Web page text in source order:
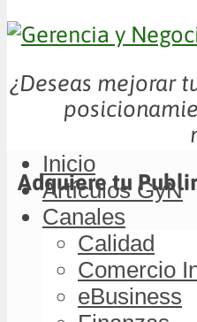
¿Deseas mejorar
Adquiere tu
Inicio
Artículos GyN
Canales
Calidad
Comercio
eBusiness